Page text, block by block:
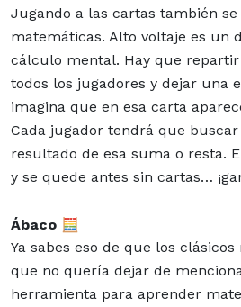
Jugando a las cartas también se
matemáticas. Alto voltaje es un
cálculo mental. Hay que
todos los jugadores y dejar una
imagina que en esa carta
Cada jugador tendrá que
resultado de esa suma o resta.
y se quede antes sin cartas…
Ábaco 🧮
Ya sabes eso de que los
que no quería dejar de
herramienta para aprender